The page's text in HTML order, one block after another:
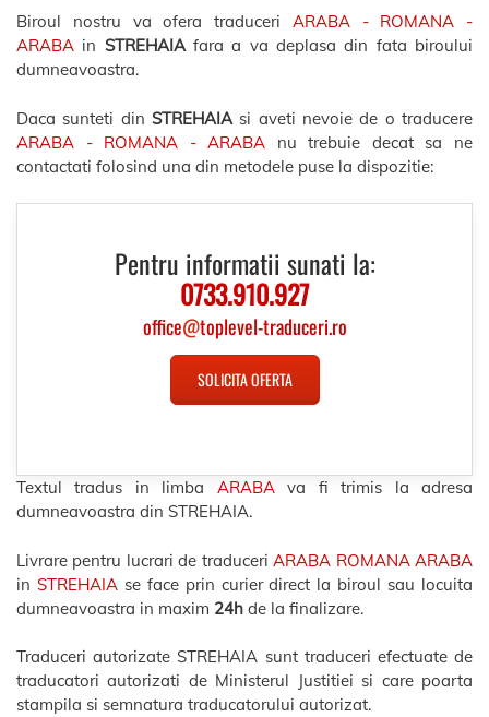
Biroul nostru va ofera traduceri ARABA - ROMANA -
ARABA in STREHAIAfara a va deplasa din fata biroului
dumneavoastra.
Daca sunteti din STREHAIA si aveti nevoie de o traducere
ARABA - ROMANA - ARABA nu trebuie decat sa ne
contactati folosind una din metodele puse la dispozitie:
Pentru informatii sunati la:
0733.910.927
office@toplevel-traduceri.ro
SOLICITA OFERTA
Textul tradus in limba ARABAva fi trimis la adresa
dumneavoastra din STREHAIA.
Livrare pentru lucrari de traduceriARABA ROMANA ARABA
in STREHAIAse face prin curier direct la biroul sau locuita
dumneavoastra in maxim 24h de la finalizare.
Traduceri autorizate STREHAIA sunt traduceri efectuate de
traducatori autorizati de Ministerul Justitiei si care poarta
stampila si semnatura traducatorului autorizat.